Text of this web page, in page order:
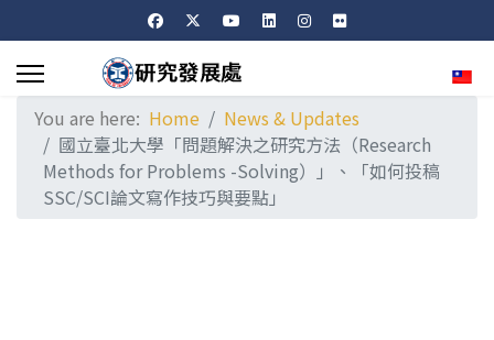
You are here: Home
News & Updates
國立臺北大學「問題解決之研究方法（Research
Methods for Problems -Solving）」、「如何投稿
SSC/SCI論文寫作技巧與要點」